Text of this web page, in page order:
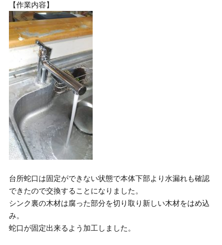
【作業内容】
台所蛇口は固定ができない状態で本体下部より水漏れも確認
できたので交換することになりました。
シンク裏の木材は腐った部分を切り取り新しい木材をはめ込
み。
蛇口が固定出来るよう加工しました。